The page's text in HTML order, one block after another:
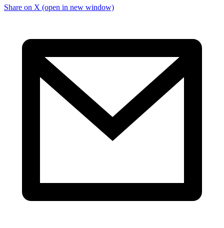
Share on X (open in new window)